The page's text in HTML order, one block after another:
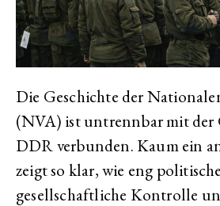
Die Geschichte der
(NVA) ist untrennbar mit der
DDR verbunden. Kaum ein
zeigt so klar, wie eng
gesellschaftliche Kontrolle